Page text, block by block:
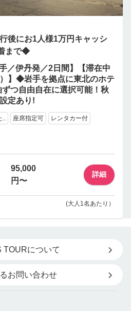
後にお1人様1万円キャッシ
まで◆
／伊丹発／2日間】【滞在中
】◆岩手を拠点に東北のホテ
つ自由自在に選択可能！秋
定あり!
座席指定可 レンタカー付
95,000
円〜
詳細
(大人1名あたり）
TOURについて
お問い合わせ